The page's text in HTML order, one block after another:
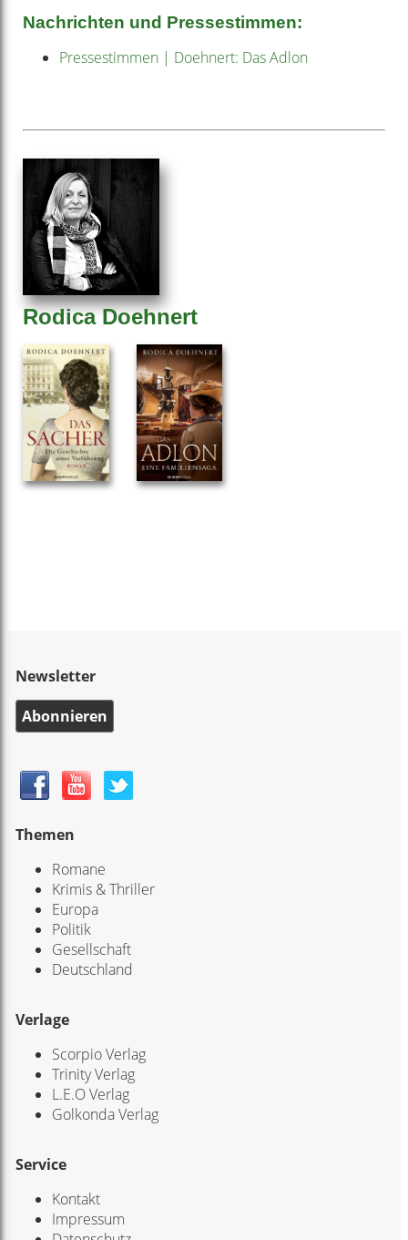
Nachrichten und Pressestimmen:
Pressestimmen | Doehnert: Das Adlon
Rodica Doehnert
Newsletter
Abonnieren
Themen
Romane
Krimis & Thriller
Europa
Politik
Gesellschaft
Deutschland
Verlage
Scorpio Verlag
Trinity Verlag
L.E.O Verlag
Golkonda Verlag
Service
Kontakt
Impressum